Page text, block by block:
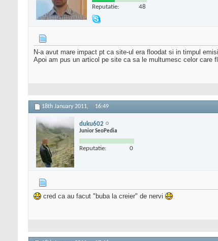
Reputatie: 48
N-a avut mare impact pt ca site-ul era floodat si in timpul
Apoi am pus un articol pe site ca sa le multumesc celor care
18th January 2011, 16:49
duku602
Junior SeoPedia
Reputatie: 0
cred ca au facut "buba la creier" de nervi